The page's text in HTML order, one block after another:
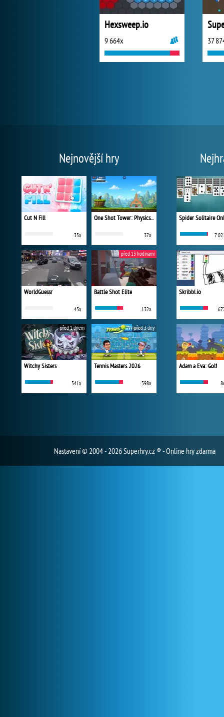
Hexsweep.io
9 664x 37
Nejnovější hry
Cut N Fill
35x
One Shot Tower: Physics Destroyer
37x
WorldGuessr
45x
Battle Shot Elite
132x
před 13 hodinami
Witchy Sisters
341x
před 1 dnem
Tennis Masters 2026
398x
před 3 dny
Spider Solitaire
7
Skribbl.io
Adam a Eva: Golf
Nastavení© 2004 - 2026 Superhry.cz ® - Online hry zdarma